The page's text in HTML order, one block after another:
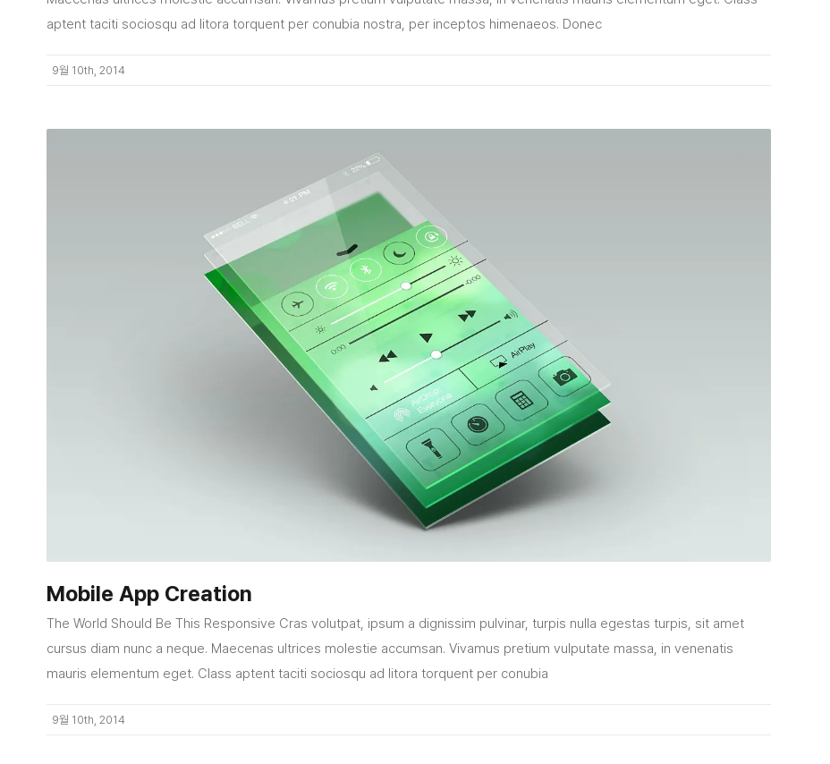
aptent taciti sociosqu ad litora torquent per conubia nostra, per inceptos himenaeos. Donec
9월 10th, 2014
Mobile App Creation
The World Should Be This Responsive Cras volutpat, ipsum a dignissim pulvinar, turpis nulla egestas turpis, sit amet
cursus diam nunc a neque. Maecenas ultrices molestie accumsan. Vivamus pretium vulputate massa, in venenatis
mauris elementum eget. Class aptent taciti sociosqu ad litora torquent per conubia
9월 10th, 2014